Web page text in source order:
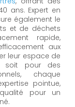
ans. Expert en
également le
et de déchets
rapide,
aux
leur espace de
soit pour des
chaque
pointue,
pour un